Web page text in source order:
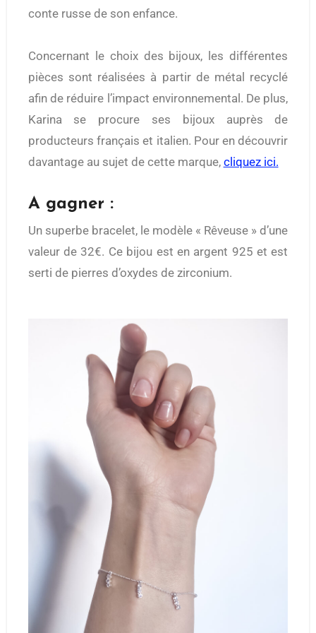
conte russe de son enfance.
Concernant le choix des bijoux, les différentes
pièces sont réalisées à partir de métal recyclé
afin de réduire l’impact environnemental. De plus,
Karina se procure ses bijoux auprès de
producteurs français et italien. Pour en découvrir
davantage au sujet de cette marque, cliquez ici.
A gagner :
Un superbe bracelet, le modèle « Rêveuse » d’une
valeur de 32€. Ce bijou est en argent 925 et est
serti de pierres d’oxydes de zirconium.